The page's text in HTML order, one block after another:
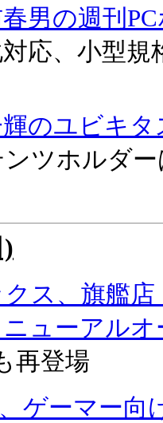
男の週刊
応、小型規
のユビキタ
ンツホルダ
クス、旗艦
ューアルオ
再登場
ゲーマー向